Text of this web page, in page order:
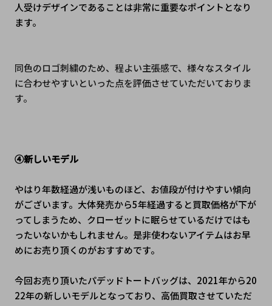
人受けデザインであることは非常に重要なポイントとなり
ます。
同色のロゴ刺繍のため、程よい主張感で、様々なスタイル
に合わせやすいといった点を評価させていただいておりま
す。
④新しいモデル
やはり年数経過が浅いものほど、お値段が付けやすい傾向
がございます。大体発売から5年経過すると買取価格が下が
ってしまうため、クローゼットに眠らせているだけではも
ったいないかもしれません。是非使わないアイテムはお早
めにお売り頂くのがおすすめです。
今回お売り頂いたパデッドトートバッグは、2021年から20
22年の新しいモデルとなっており、高価買取させていただ